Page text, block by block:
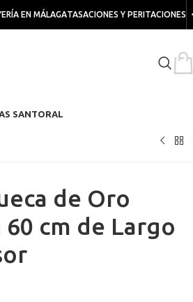
EN MÁLAGATASACIONES Y PERITACIONES
SANTORAL
de Oro
cm de Largo